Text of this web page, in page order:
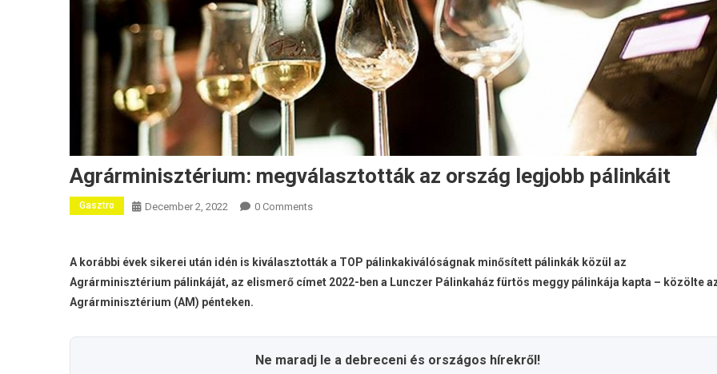
Agrárminisztérium: megválasztották az ország legjobb pálinkáit
Gasztro December 2, 2022 0 Comments
A korábbi évek sikerei után idén is kiválasztották a TOP pálinkakiválóságnak minősített pálinkák közül az
Agrárminisztérium pálinkáját, az elismerő címet 2022-ben a Lunczer Pálinkaház fürtös meggy pálinkája kapta – közölte
Agrárminisztérium (AM) pénteken.
Ne maradj le a debreceni és országos hírekről!